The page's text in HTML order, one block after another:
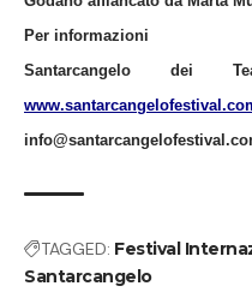
Per informazioni
Santarcangelo dei
TAGGED: Festival
Santarcangelo